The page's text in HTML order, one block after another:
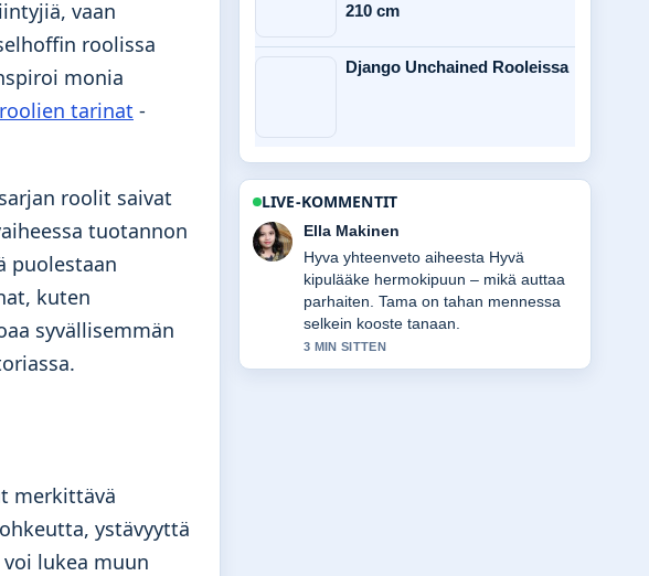
vaan
roolissa
monia
roolien tarinat -
roolit saivat
tuotannon
puolestaan
kuten
syvällisemmän
merkittävä
ystävyyttä
lukea muun
210 cm
Django Unchained Rooleissa
LIVE-KOMMENTIT
Joonas Kallio
Seuraan 10 paunaa (lb) kilogrammoina
– tarkka muunnos...-lahetysta tarkasti
– arvostan tasapainoista savyja.
5 MIN SITTEN